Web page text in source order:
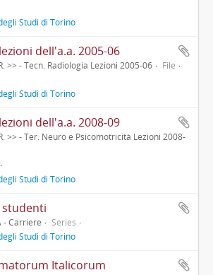
Studi di Torino
dell'a.a. 2005-06
>> - Tecn. Radiologia Lezioni 2005-06
File
Studi di Torino
dell'a.a. 2008-09
>> - Ter. Neuro e Psicomotricità Lezioni 2008-
Studi di Torino
studenti
- Carriere
Series
Studi di Torino
Italicorum